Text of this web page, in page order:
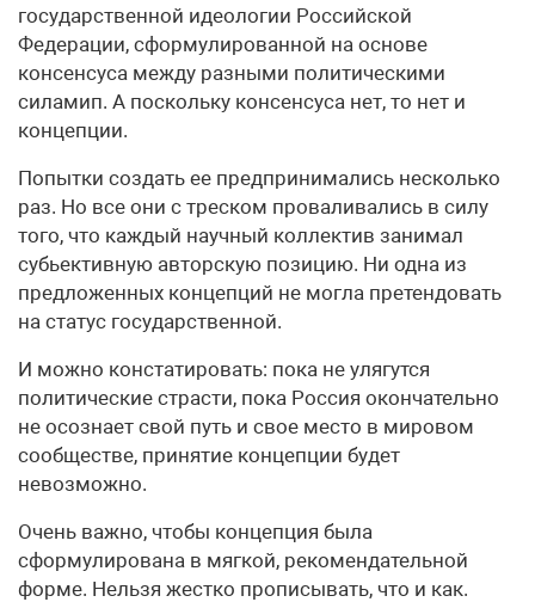
государственной идеологии Российской
Федерации, сформулированной на основе
консенсуса между разными политическими
силамип. А поскольку консенсуса нет, то нет и
концепции.
Попытки создать ее предпринимались несколько
раз. Но все они с треском проваливались в силу
того, что каждый научный коллектив занимал
субьективную авторскую позицию. Ни одна из
предложенных концепций не могла претендовать
на статус государственной.
И можно констатировать: пока не улягутся
политические страсти, пока Россия окончательно
не осознает свой путь и свое место в мировом
сообществе, принятие концепции будет
невозможно.
Очень важно, чтобы концепция была
сформулирована в мягкой, рекомендательной
форме. Нельзя жестко прописывать, что и как.